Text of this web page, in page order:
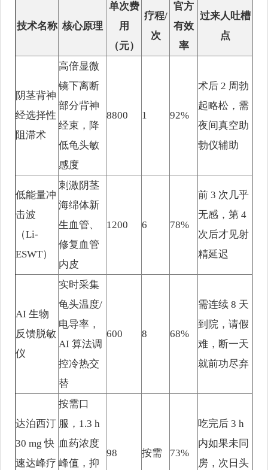
技术名称 核心原理
单次费
用
（元）
疗程/
次
官方
有效
率
过来人吐槽
点
阴茎背神
经选择性
阻滞术
高倍显微
镜下离断
部分背神
经束，降
低龟头敏
感度
8800 1 92%
术后 2 周勃
起略松，需
夜间真空助
勃仪辅助
低能量冲
击波
（Li-
ESWT）
刺激阴茎
海绵体新
生血管、
修复血管
内皮
1200 6 78%
前 3 次几乎
无感，第 4
次后才见射
精延迟
AI 生物
反馈脱敏
仪
实时采集
龟头温度/
电导率，
AI 算法调
控冷热交
替
600 8 68%
需连续 8 天
到院，请假
难，断一天
就前功尽弃
达泊西汀
30 mg 快
速达峰疗
按需口
服，1.3 h
血药浓度
峰值，抑
98 按需 73%
吃完后 3 h
内如果未同
房，次日头